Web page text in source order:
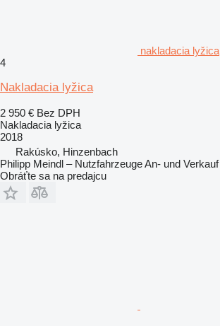
nakladacia lyžica
4
Nakladacia lyžica
2 950 € Bez DPH
Nakladacia lyžica
2018
Rakúsko, Hinzenbach
Philipp Meindl – Nutzfahrzeuge An- und Verkauf
Obráťte sa na predajcu